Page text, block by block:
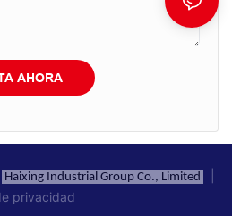
AHORA
Haixing Industrial Group Co., Limited
privacidad